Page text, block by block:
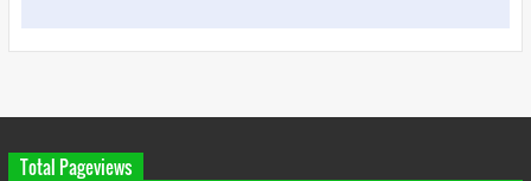
Total Pageviews